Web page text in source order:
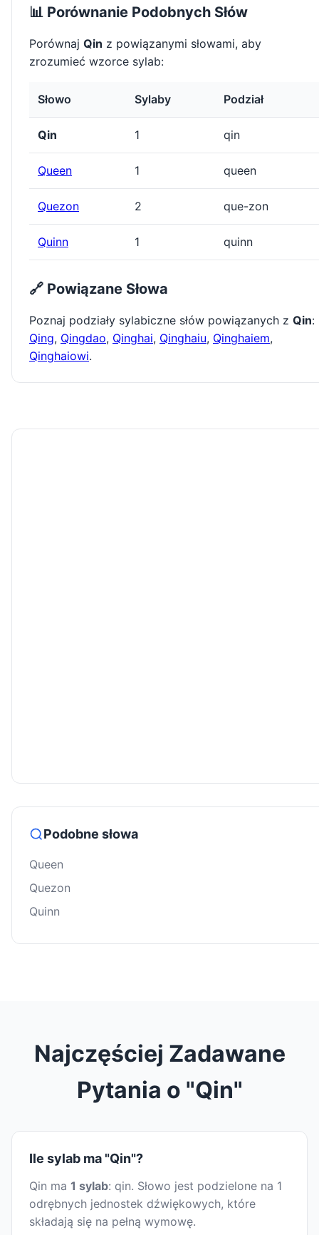
📊 Porównanie Podobnych Słów
Porównaj Qin z powiązanymi słowami, aby
zrozumieć wzorce sylab:
Słowo Sylaby Podział
Qin 1 qin
Queen 1 queen
Quezon 2 que-zon
Quinn 1 quinn
🔗 Powiązane Słowa
Poznaj podziały sylabiczne słów powiązanych z Qin:
Qing, Qingdao, Qinghai, Qinghaiu, Qinghaiem,
Qinghaiowi.
Podobne słowa
Queen
Quezon
Quinn
Najczęściej Zadawane
Pytania o "Qin"
Ile sylab ma "Qin"?
Qin ma 1 sylab: qin. Słowo jest podzielone na 1
odrębnych jednostek dźwiękowych, które
składają się na pełną wymowę.